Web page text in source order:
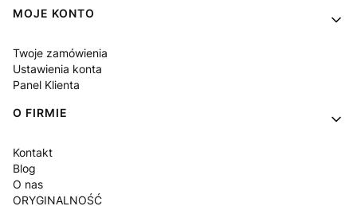
MOJE KONTO
Twoje zamówienia
Ustawienia konta
Panel Klienta
O FIRMIE
Kontakt
Blog
O nas
ORYGINALNOŚĆ